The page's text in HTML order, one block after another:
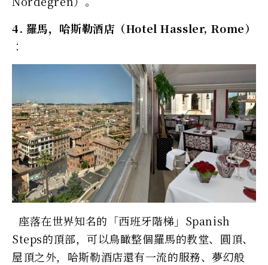
4. 羅馬，哈斯勒酒店（Hotel Hassler, Rome）
︰
座落在世界知名的「西班牙階梯」Spanish
Steps的頂部，可以鳥瞰整個羅馬的教堂、圓頂、
屋頂之外，哈斯勒酒店還有一流的服務、夢幻般